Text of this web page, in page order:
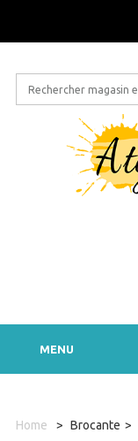
MENU
Home > Brocante >